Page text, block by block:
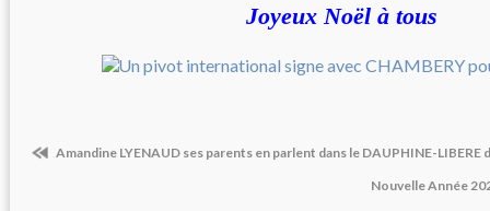
Joyeux Noël à tous
Amandine LYENAUD ses parents en parlent dans le DAUPHINE-LIBERE
Nouvelle Année